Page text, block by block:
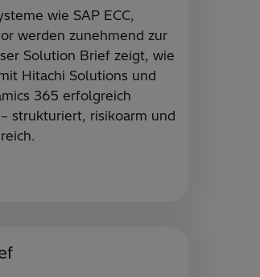
wie SAP ECC,
werden zunehmend zur
Solution Brief zeigt, wie
Hitachi Solutions und
365 erfolgreich
strukturiert, risikoarm und